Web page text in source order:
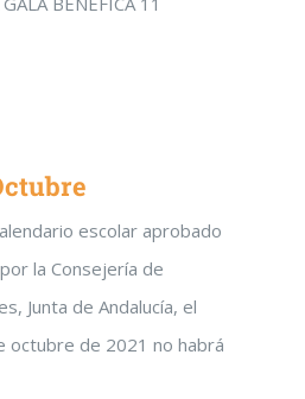
escolar aprobado
la Consejería de
Junta de Andalucía, el
octubre de 2021 no habrá